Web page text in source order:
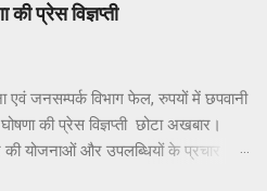
प्रेस विज्ञप्ती
एवं जनसम्पर्क विभाग फेल, रुपयों में छपवानी
की प्रेस विज्ञप्ती छोटा अखबार।
योजनाओं और उपलब्धियों के प्रचार